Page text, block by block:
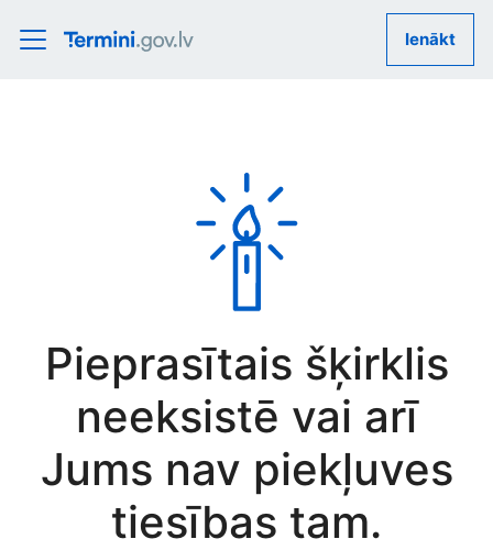
Ienākt
Pieprasītais šķirklis
neeksistē vai arī
Jums nav piekļuves
tiesības tam.